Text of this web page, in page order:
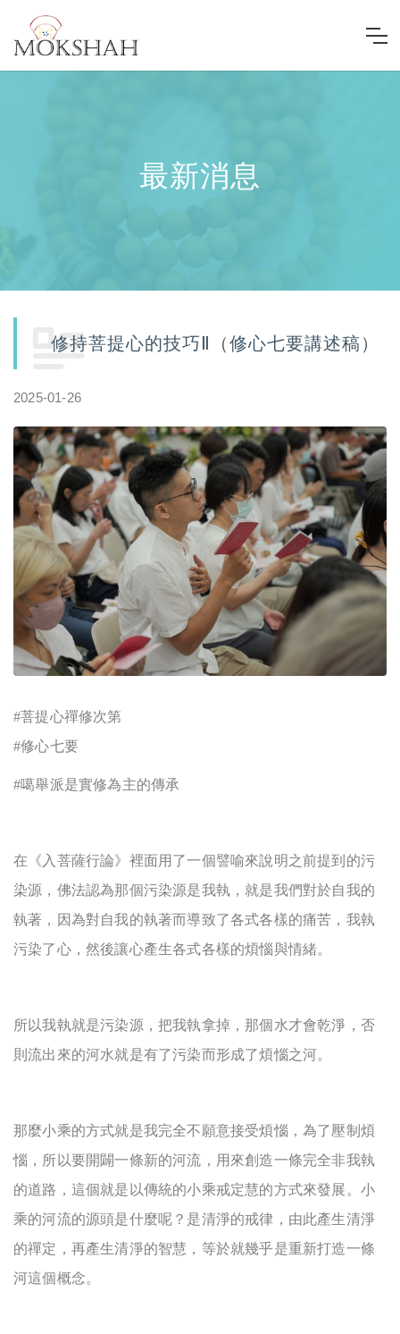
最新消息
修持菩提心的技巧Ⅱ（修心七要講述稿）
2025-01-26
#菩提心禪修次第
#修心七要
#噶舉派是實修為主的傳承
在《入菩薩行論》裡面用了一個譬喻來說明之前提到的污
染源，佛法認為那個污染源是我執，就是我們對於自我的
執著，因為對自我的執著而導致了各式各樣的痛苦，我執
污染了心，然後讓心產生各式各樣的煩惱與情緒。
所以我執就是污染源，把我執拿掉，那個水才會乾淨，否
則流出來的河水就是有了污染而形成了煩惱之河。
那麼小乘的方式就是我完全不願意接受煩惱，為了壓制煩
惱，所以要開闢一條新的河流，用來創造一條完全非我執
的道路，這個就是以傳統的小乘戒定慧的方式來發展。小
乘的河流的源頭是什麼呢？是清淨的戒律，由此產生清淨
的禪定，再產生清淨的智慧，等於就幾乎是重新打造一條
河這個概念。